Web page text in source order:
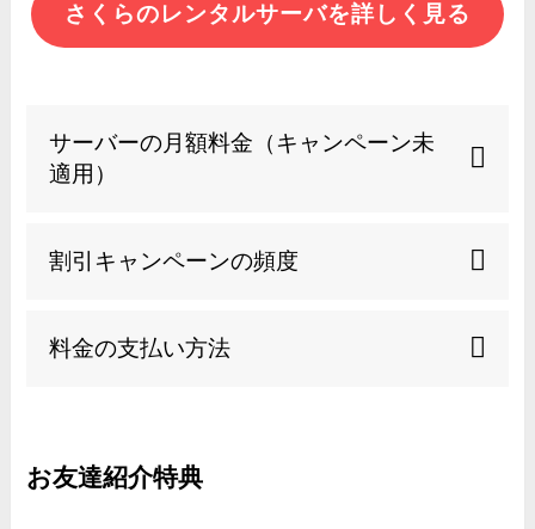
さくらのレンタルサーバを詳しく見る
サーバーの月額料金（キャンペーン未
適用）
割引キャンペーンの頻度
料金の支払い方法
お友達紹介特典